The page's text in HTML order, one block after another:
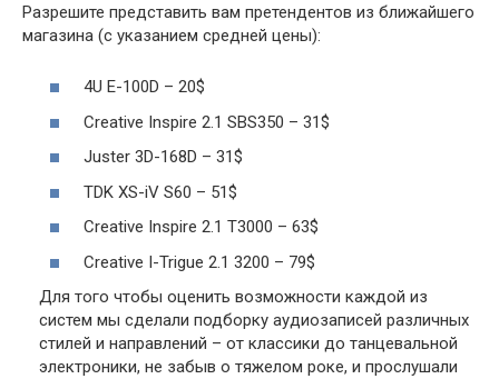
Разрешите представить вам претендентов из ближайшего
магазина (с указанием средней цены):
4U E-100D – 20$
Creative Inspire 2.1 SBS350 – 31$
Juster 3D-168D – 31$
TDK XS-iV S60 – 51$
Creative Inspire 2.1 T3000 – 63$
Creative I-Trigue 2.1 3200 – 79$
Для того чтобы оценить возможности каждой из
систем мы сделали подборку аудиозаписей различных
стилей и направлений – от классики до танцевальной
электроники, не забыв о тяжелом роке, и прослушали